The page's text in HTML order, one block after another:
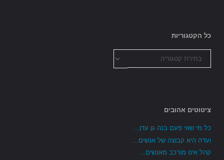
כל הקטגוריות
הקטגוריות
ציטוטים אהובים
כל מי שאי פעם בנה גן עדן...
ועדה היא קבוצה של אנשים...
קהל אינו מורכב מאנשים...